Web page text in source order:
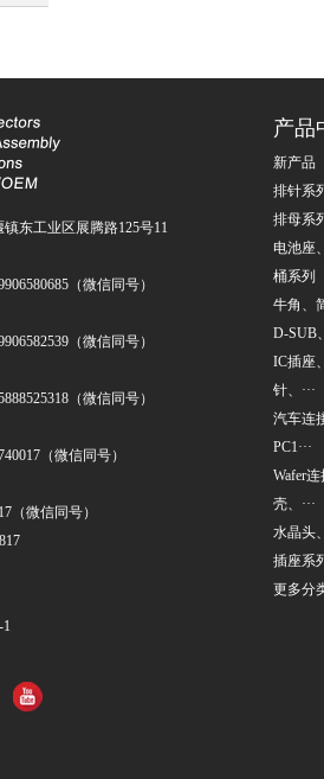
东工业区展腾路125号11
（微信同号）
（微信同号）
（微信同号）
（微信同号）
（微信同号）
产品
新产品
排针系
排母系
电池座
桶系列
牛角、
D-SUB
IC插座
针、···
汽车连
PC1···
Wafer
壳、···
水晶头
插座系
更多分